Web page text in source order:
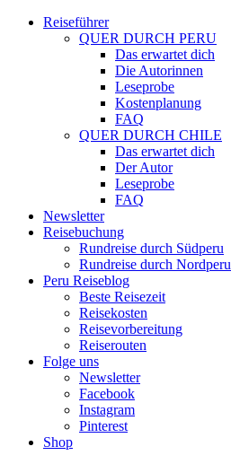
Reiseführer
QUER DURCH PERU
Das erwartet dich
Die Autorinnen
Leseprobe
Kostenplanung
FAQ
QUER DURCH CHILE
Das erwartet dich
Der Autor
Leseprobe
FAQ
Newsletter
Reisebuchung
Rundreise durch Südperu
Rundreise durch Nordperu
Peru Reiseblog
Beste Reisezeit
Reisekosten
Reisevorbereitung
Reiserouten
Folge uns
Newsletter
Facebook
Instagram
Pinterest
Shop